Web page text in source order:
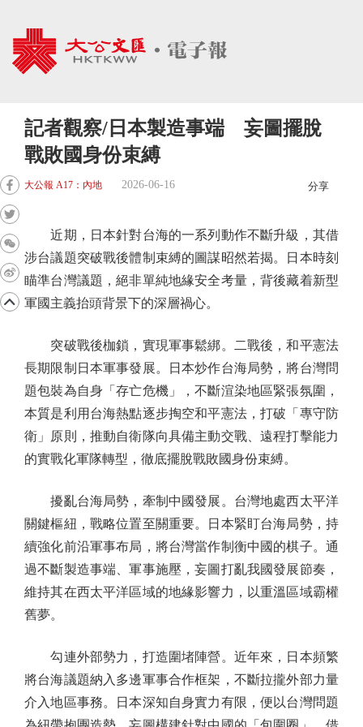
記者觀察/日本製造事端 妄圖擺脫
戰敗國身份束縛
大公報 A17：內地 2026-06-16 分享
近期，日本針對台海的一系列動作不斷升級，其借
涉台議題突破戰後體制束縛的圖謀昭然若揭。日本時刻
瞄準台灣議題，絕非單純地緣安全考量，背後藏着新型
軍國主義抬頭背景下的深層禍心。
突破戰後枷鎖，實現軍事鬆綁。二戰後，和平憲法
長期限制日本軍事發展。日本炒作台海局勢，將台灣問
題包裝為自身「存亡危機」，不斷渲染地區緊張氛圍，
本質是利用台海熱點逐步掏空和平憲法，打破「專守防
衛」原則，推動自衛隊向具備主動交戰、遠程打擊能力
的實戰化軍隊轉型，徹底擺脫戰敗國身份束縛。
擾亂台海局勢，牽制中國發展。台灣地處西太平洋
關鍵樞紐，戰略位置至關重要。日本緊盯台海局勢，持
續強化前沿軍事布局，將台灣當作制衡中國的棋子。通
過不斷製造事端、軍事施壓，妄圖打亂我國發展節奏，
維持其在西太平洋區域的地緣影響力，以重溫區域霸權
舊夢。
勾連外部勢力，打造圍堵陣營。近年來，日本頻繁
將台海議題納入多邊軍事合作框架，不斷拉攏外部力量
介入地區事務。日本深知自身實力有限，便以台灣問題